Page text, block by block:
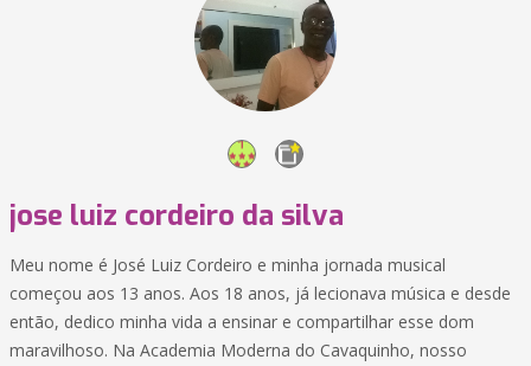
jose luiz cordeiro da silva
Meu nome é José Luiz Cordeiro e minha jornada musical
começou aos 13 anos. Aos 18 anos, já lecionava música e desde
então, dedico minha vida a ensinar e compartilhar esse dom
maravilhoso. Na Academia Moderna do Cavaquinho, nosso